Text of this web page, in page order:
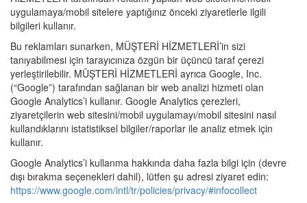
uygulamaya/mobil sitelere yaptığınız önceki ziyaretlerle ilgili
bilgileri kullanır.
Bu reklamları sunarken, MÜŞTERİ HİZMETLERİ’in sizi
tanıyabilmesi için tarayıcınıza özgün bir üçüncü taraf çerezi
yerleştirilebilir. MÜŞTERİ HİZMETLERİ ayrıca Google, Inc.
(“Google”) tarafından sağlanan bir web analizi hizmeti olan
Google Analytics’i kullanır. Google Analytics çerezleri,
ziyaretçilerin web sitesini/mobil uygulamayı/mobil sitesini nasıl
kullandıklarını istatistiksel bilgiler/raporlar ile analiz etmek için
kullanır.
Google Analytics’i kullanma hakkında daha fazla bilgi için (devre
dışı bırakma seçenekleri dahil), lütfen şu adresi ziyaret edin:
https://www.google.com/intl/tr/policies/privacy/#infocollect